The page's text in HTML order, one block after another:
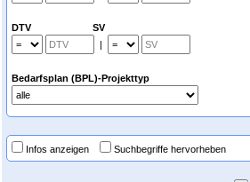
DTV SV
|
Bedarfsplan (BPL)-Projekttyp
Infos anzeigen Suchbegriffe hervorheben